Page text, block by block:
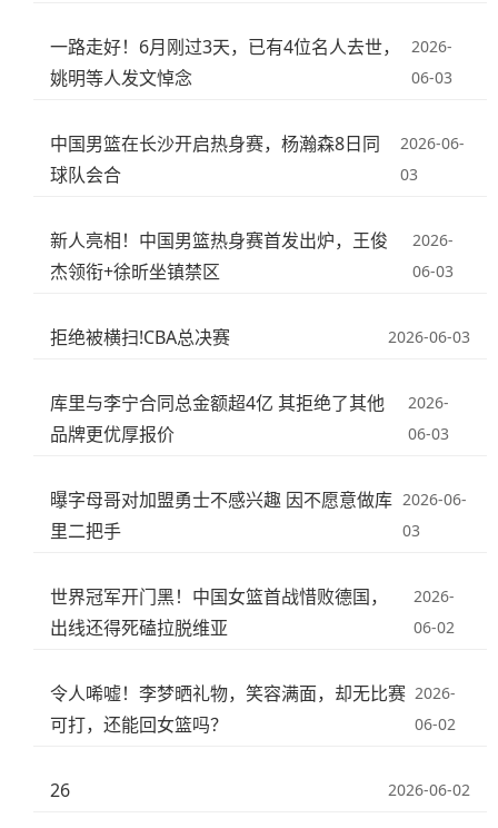
一路走好！6月刚过3天，已有4位名人去世，
姚明等人发文悼念
2026-
06-03
中国男篮在长沙开启热身赛，杨瀚森8日同
球队会合
2026-06-
03
新人亮相！中国男篮热身赛首发出炉，王俊
杰领衔+徐昕坐镇禁区
2026-
06-03
拒绝被横扫!CBA总决赛 2026-06-03
库里与李宁合同总金额超4亿 其拒绝了其他
品牌更优厚报价
2026-
06-03
曝字母哥对加盟勇士不感兴趣 因不愿意做库
里二把手
2026-06-
03
世界冠军开门黑！中国女篮首战惜败德国，
出线还得死磕拉脱维亚
2026-
06-02
令人唏嘘！李梦晒礼物，笑容满面，却无比赛
可打，还能回女篮吗？
2026-
06-02
26 2026-06-02